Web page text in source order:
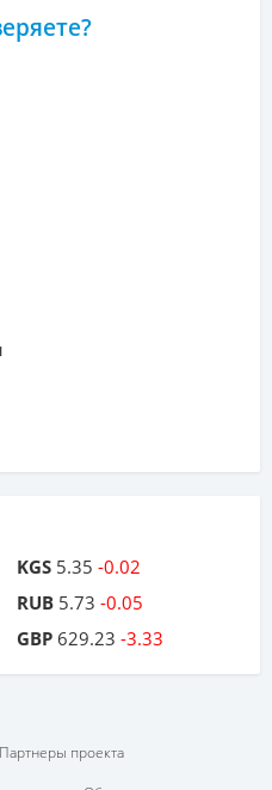
KGS 5.35 -0.02
RUB 5.73 -0.05
GBP 629.23 -3.33
Партнеры проекта